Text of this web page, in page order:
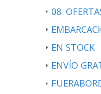
08.
EN STOCK
ENVÍO